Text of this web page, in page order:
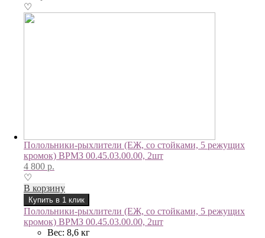
♡
Полольники-рыхлители (ЕЖ, со стойками, 5 режущих
кромок) ВРМЗ 00.45.03.00.00, 2шт
4 800 р.
♡
В корзину
Купить в 1 клик
Полольники-рыхлители (ЕЖ, со стойками, 5 режущих
кромок) ВРМЗ 00.45.03.00.00, 2шт
Вес: 8,6 кг